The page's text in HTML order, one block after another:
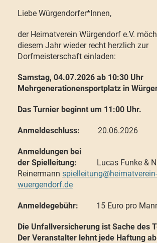
Liebe Würgendorfer*Innen,
der Heimatverein Würgendorf e.V.
diesem Jahr wieder recht herzlich zur
Dorfmeisterschaft einladen:
Samstag, 04.07.2026 ab 10:30 Uhr
Mehrgenerationensportplatz in
Das Turnier beginnt um 11:00 Uhr.
Anmeldeschluss: 20.06.2026
Anmeldungen bei
der Spielleitung:
Lucas Funke &
Reinermann spielleitung@heimatverein-
wuergendorf.de
Anmeldegebühr: 15 Euro pro
Die Unfallversicherung ist Sache des
Der Veranstalter lehnt jede Haftung